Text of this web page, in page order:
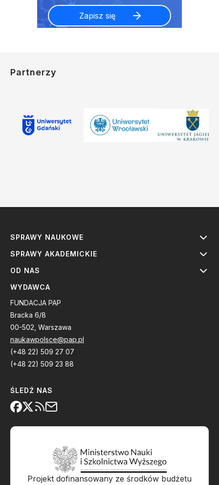
Partnerzy
SPRAWY NAUKOWE
SPRAWY AKADEMICKIE
OD NAS
WYDAWCA
FUNDACJA PAP
Bracka 6/8
00-502, Warszawa
naukawpolsce@pap.pl
(+48 22) 509 27 07
(+48 22) 509 23 88
ŚLEDŹ NAS
Projekt dofinansowany ze środków budżetu